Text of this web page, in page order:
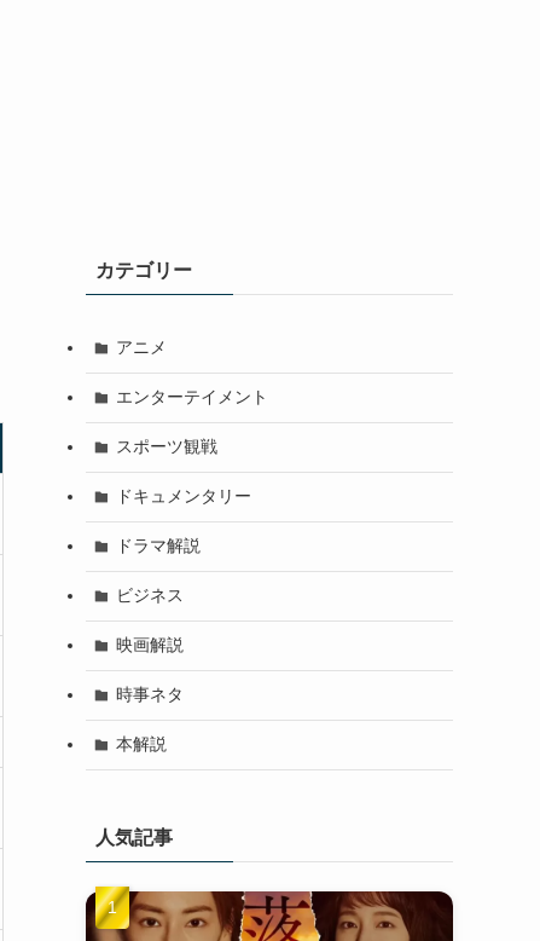
カテゴリー
アニメ
エンターテイメント
スポーツ観戦
ドキュメンタリー
ドラマ解説
ビジネス
映画解説
時事ネタ
本解説
人気記事